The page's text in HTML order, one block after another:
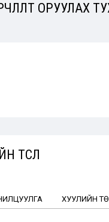
ОРУУЛАХ
ТӨСӨЛ
ХУУЛИЙН